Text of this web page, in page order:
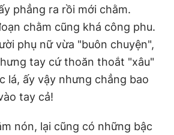
phẳng ra rồi mới chằm.
chằm cũng khá công phu.
phụ nữ vừa "buôn chuyện",
tay cứ thoăn thoắt "xâu"
lá, ấy vậy nhưng chẳng bao
tay cả!
nón, lại cũng có những bậc